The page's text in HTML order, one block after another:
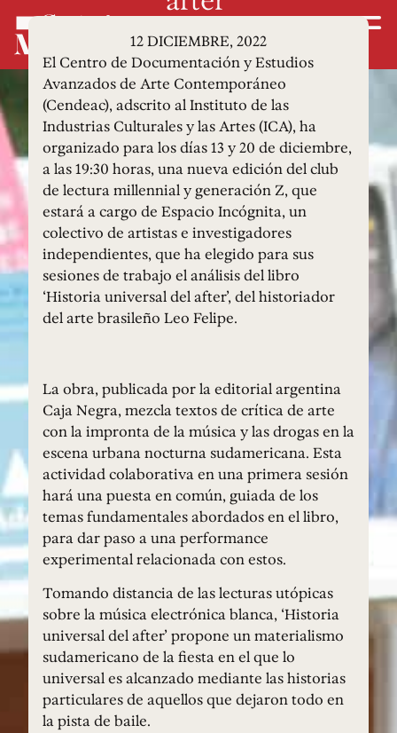
12 DICIEMBRE, 2022
El Centro de Documentación y Estudios
Avanzados de Arte Contemporáneo
(Cendeac), adscrito al Instituto de las
Industrias Culturales y las Artes (ICA), ha
organizado para los días 13 y 20 de diciembre,
a las 19:30 horas, una nueva edición del club
de lectura millennial y generación Z, que
estará a cargo de Espacio Incógnita, un
colectivo de artistas e investigadores
independientes, que ha elegido para sus
sesiones de trabajo el análisis del libro
‘Historia universal del after’, del historiador
del arte brasileño Leo Felipe.
La obra, publicada por la editorial argentina
Caja Negra, mezcla textos de crítica de arte
con la impronta de la música y las drogas en la
escena urbana nocturna sudamericana. Esta
actividad colaborativa en una primera sesión
hará una puesta en común, guiada de los
temas fundamentales abordados en el libro,
para dar paso a una performance
experimental relacionada con estos.
Tomando distancia de las lecturas utópicas
sobre la música electrónica blanca, ‘Historia
universal del after’ propone un materialismo
sudamericano de la fiesta en el que lo
universal es alcanzado mediante las historias
particulares de aquellos que dejaron todo en
la pista de baile.